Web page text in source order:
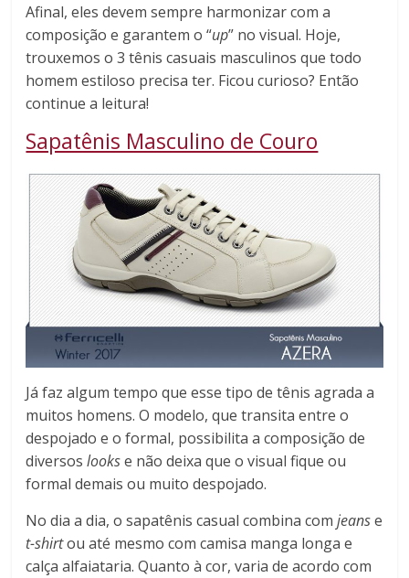
Afinal, eles devem sempre harmonizar com a
composição e garantem o “up” no visual. Hoje,
trouxemos o 3 tênis casuais masculinos que todo
homem estiloso precisa ter. Ficou curioso? Então
continue a leitura!
Sapatênis Masculino de Couro
Já faz algum tempo que esse tipo de tênis agrada a
muitos homens. O modelo, que transita entre o
despojado e o formal, possibilita a composição de
diversoslookse não deixa que o visual fique ou
formal demais ou muito despojado.
No dia a dia, o sapatênis casual combina comjeanse
t-shirtou até mesmo com camisa manga longa e
calça alfaiataria. Quanto à cor, varia de acordo com